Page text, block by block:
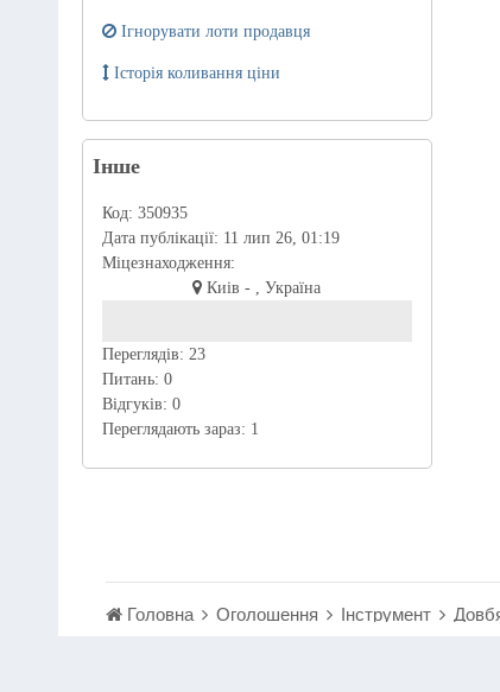
Ігнорувати лоти продавця
Історія коливання ціни
Інше
Код: 350935
Дата публікації: 11 лип 26, 01:19
Міцезнаходження:
Киів - , Україна
Переглядів: 23
Питань: 0
Відгуків: 0
Переглядають зараз: 1
Головна Оголошення Інструмент